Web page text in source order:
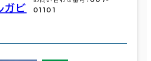
ガビ
01101